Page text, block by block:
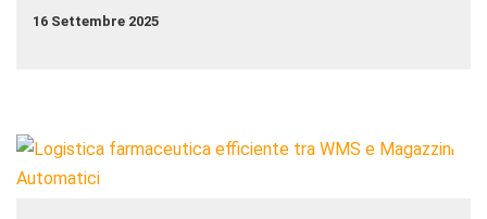
16 Settembre 2025